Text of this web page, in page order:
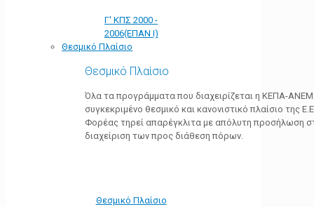
Γ' ΚΠΣ 2000 -
2006(ΕΠΑΝ Ι)
Θεσμικό Πλαίσιο
Θεσμικό Πλαίσιο
Όλα τα προγράμματα που διαχειρίζεται η ΚΕΠΑ-
συγκεκριμένο θεσμικό και κανονιστικό πλαίσιο της
Φορέας τηρεί απαρέγκλιτα με απόλυτη προσήλωση
διαχείριση των προς διάθεση πόρων.
Θεσμικό Πλαίσιο